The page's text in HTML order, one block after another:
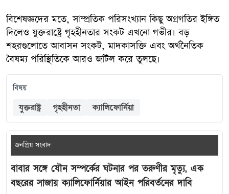
বিশেষজ্ঞদের মতে, সাম্প্রতিক পরিসংখ্যান কিছু অগ্রগতির ইঙ্গিত
দিলেও যুক্তরাষ্ট্রে গৃহহীনতার সংকট এখনো গভীর। বড়
শহরগুলোতে আবাসন সংকট, মাদকাসক্তি এবং অর্থনৈতিক
বৈষম্য পরিস্থিতিকে আরও জটিল করে তুলছে।
বিষয়
যুক্তরাষ্ট্র গৃহহীনতা ক্যালিফোর্নিয়া
জনপ্রিয় সংবাদ
বাবার সঙ্গে যৌন সম্পর্কের ঘটনার পর তরুণীর মৃত্যু, এক
বছরের সাজায় ক্যালিফোর্নিয়ার আইন পরিবর্তনের দাবি